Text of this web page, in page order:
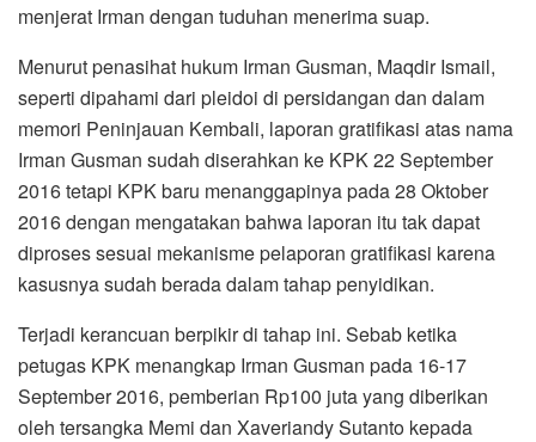
menjerat Irman dengan tuduhan menerima suap.
Menurut penasihat hukum Irman Gusman, Maqdir Ismail,
seperti dipahami dari pleidoi di persidangan dan dalam
memori Peninjauan Kembali, laporan gratifikasi atas nama
Irman Gusman sudah diserahkan ke KPK 22 September
2016 tetapi KPK baru menanggapinya pada 28 Oktober
2016 dengan mengatakan bahwa laporan itu tak dapat
diproses sesuai mekanisme pelaporan gratifikasi karena
kasusnya sudah berada dalam tahap penyidikan.
Terjadi kerancuan berpikir di tahap ini. Sebab ketika
petugas KPK menangkap Irman Gusman pada 16-17
September 2016, pemberian Rp100 juta yang diberikan
oleh tersangka Memi dan Xaveriandy Sutanto kepada